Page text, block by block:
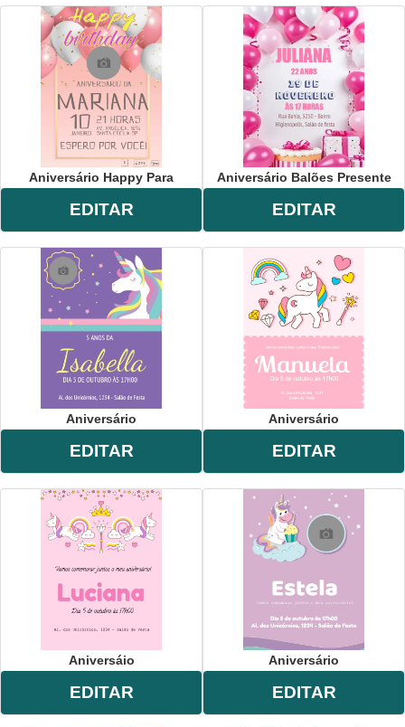
Aniversário Happy Para
EDITAR
Aniversário Balões Presente
EDITAR
Aniversário
EDITAR
Aniversário
EDITAR
Aniversáio
EDITAR
Aniversário
EDITAR